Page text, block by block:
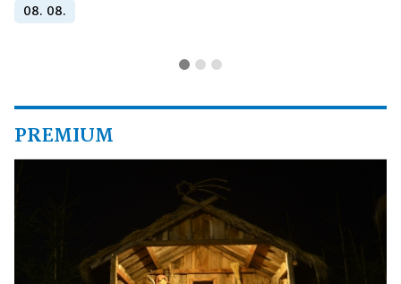
08. 08.
PREMIUM